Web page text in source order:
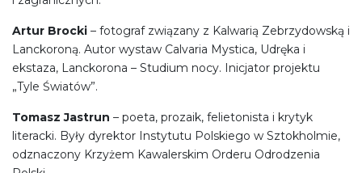
Artur Brocki – fotograf związany z Kalwarią Zebrzydowską i
Lanckoroną. Autor wystaw Calvaria Mystica, Udręka i
ekstaza, Lanckorona – Studium nocy. Inicjator projektu
„Tyle Światów”.
Tomasz Jastrun – poeta, prozaik, felietonista i krytyk
literacki. Były dyrektor Instytutu Polskiego w Sztokholmie,
odznaczony Krzyżem Kawalerskim Orderu Odrodzenia